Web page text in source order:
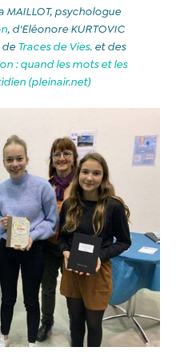
psychologue
, d'Eléonore KURTOVIC
deTraces de Vies. et des
: quand les mots et les
(pleinair.net)